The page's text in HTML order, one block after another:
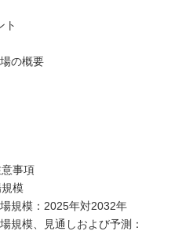
ト
の概要
事項
模
規模：2025年対2032年
規模、見通しおよび予測：